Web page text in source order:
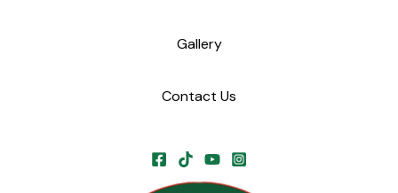
Gallery
Contact Us